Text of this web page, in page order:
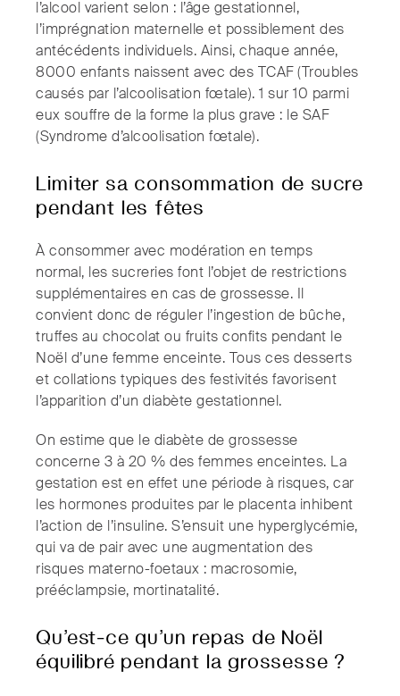
l’alcool varient selon : l’âge gestationnel,
l’imprégnation maternelle et possiblement des
antécédents individuels. Ainsi, chaque année,
8000 enfants naissent avec des TCAF (Troubles
causés par l’alcoolisation fœtale). 1 sur 10 parmi
eux souffre de la forme la plus grave : le SAF
(Syndrome d’alcoolisation fœtale).
Limiter sa consommation de sucre
pendant les fêtes
À consommer avec modération en temps
normal, les sucreries font l’objet de restrictions
supplémentaires en cas de grossesse. Il
convient donc de réguler l’ingestion de bûche,
truffes au chocolat ou fruits confits pendant le
Noël d’une femme enceinte. Tous ces desserts
et collations typiques des festivités favorisent
l’apparition d’un diabète gestationnel.
On estime que le diabète de grossesse
concerne 3 à 20 % des femmes enceintes. La
gestation est en effet une période à risques, car
les hormones produites par le placenta inhibent
l’action de l’insuline. S’ensuit une hyperglycémie,
qui va de pair avec une augmentation des
risques materno-foetaux : macrosomie,
prééclampsie, mortinatalité.
Qu’est-ce qu’un repas de Noël
équilibré pendant la grossesse ?